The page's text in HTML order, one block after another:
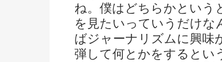
ね。僕はどちらかという
を見たいっていうだけな
ばジャーナリズムに興味
弾して何とかをするとい